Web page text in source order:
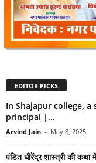
EDITOR PICKS
In Shajapur college,
principal |...
Arvind Jain - May 8, 2025
पंडित धीरेंद्र शास्त्री की